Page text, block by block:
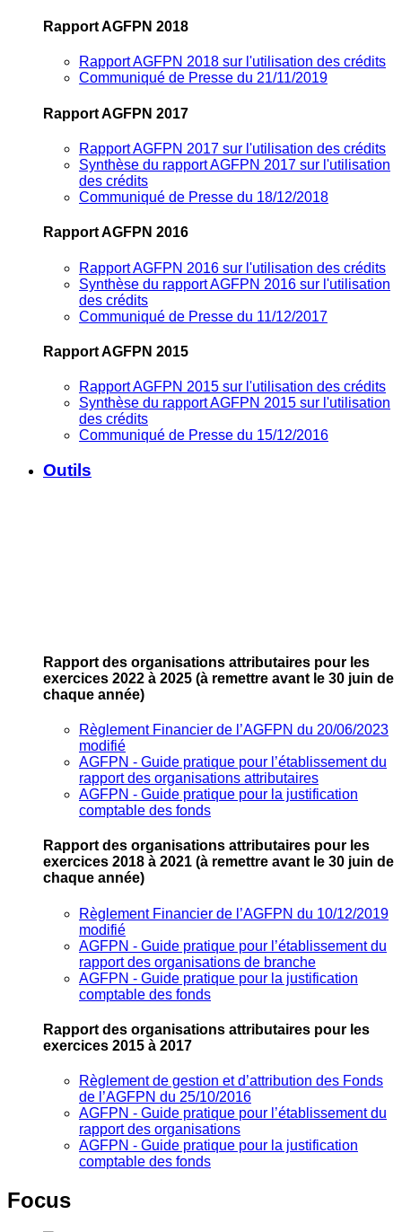
Rapport AGFPN 2018
Rapport AGFPN 2018 sur l'utilisation des crédits
Communiqué de Presse du 21/11/2019
Rapport AGFPN 2017
Rapport AGFPN 2017 sur l'utilisation des crédits
Synthèse du rapport AGFPN 2017 sur l'utilisation
des crédits
Communiqué de Presse du 18/12/2018
Rapport AGFPN 2016
Rapport AGFPN 2016 sur l'utilisation des crédits
Synthèse du rapport AGFPN 2016 sur l'utilisation
des crédits
Communiqué de Presse du 11/12/2017
Rapport AGFPN 2015
Rapport AGFPN 2015 sur l'utilisation des crédits
Synthèse du rapport AGFPN 2015 sur l'utilisation
des crédits
Communiqué de Presse du 15/12/2016
Outils
Rapport des organisations attributaires pour les
exercices 2022 à 2025 (à remettre avant le 30 juin de
chaque année)
Règlement Financier de l’AGFPN du 20/06/2023
modifié
AGFPN ‐ Guide pratique pour l’établissement du
rapport des organisations attributaires
AGFPN ‐ Guide pratique pour la justification
comptable des fonds
Rapport des organisations attributaires pour les
exercices 2018 à 2021 (à remettre avant le 30 juin de
chaque année)
Règlement Financier de l’AGFPN du 10/12/2019
modifié
AGFPN ‐ Guide pratique pour l’établissement du
rapport des organisations de branche
AGFPN ‐ Guide pratique pour la justification
comptable des fonds
Rapport des organisations attributaires pour les
exercices 2015 à 2017
Règlement de gestion et d’attribution des Fonds
de l’AGFPN du 25/10/2016
AGFPN ‐ Guide pratique pour l’établissement du
rapport des organisations
AGFPN ‐ Guide pratique pour la justification
comptable des fonds
Focus